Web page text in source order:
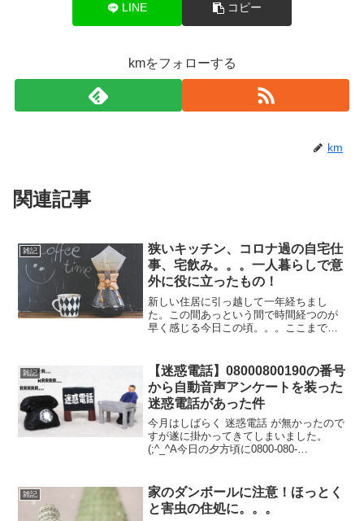
LINE コピー
kmをフォローする
km
関連記事
雑記
狭いキッチン、コロナ過の自宅仕
事、宅飲み。。。一人暮らしで意
外に役に立ったもの！
新しい住居に引っ越して一年経ちまし
た。この間あっという間で時間経つのが
早く感じる今日この頃。。。ここまで意
ンが狭く料理時に不便を感じますがこれ
を使用することでだいぶ改善さ...
雑記
【迷惑電話】08000800190の番号
から自動音声アンケートを装った
迷惑電話があった件
今月はしばらく 迷惑電話 が無かったので
すが遂に掛かってきてしまいました。
(;^_^A今日の夕方頃に0800-080-
がかかってきました。（笑）どん...
雑記
家のダンボールに注意！ほっとく
と害虫の住処に。。。